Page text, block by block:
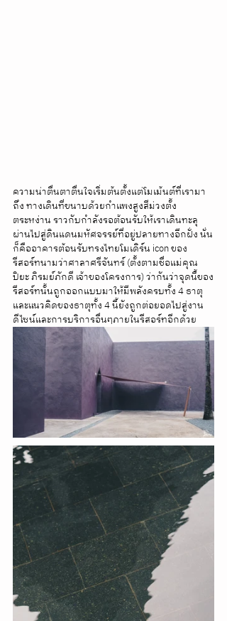
ความน่าตื่นตาตื่นใจเริ่มต้นตั้งแต่โมเม้นต์ที่เรามา
ถึง ทางเดินที่ขนาบด้วยกำแพงสูงสีม่วงตั้ง
ตระหง่าน ราวกับกำลังรอต้อนรับให้เราเดินทะลุ
ผ่านไปสู่ดินแดนมหัศจรรย์ที่อยู่ปลายทางอีกฝั่ง นั่น
ก็คืออาคารต้อนรับทรงไทยโมเดิร์น icon ของ
รีสอร์ทนามว่าศาลาศรีจันทร์ (ตั้งตามชื่อแม่คุณ
ปิยะ ภิรมย์ภักดี เจ้าของโครงการ) ว่ากันว่าจุดนี้ของ
รีสอร์ทนั้นถูกออกแบบมาให้มีพลังครบทั้ง 4 ธาตุ
และแนวคิดของธาตุทั้ง 4 นี้ยังถูกต่อยอดไปสู่งาน
ดีไซน์และการบริการอื่นๆภายในรีสอร์ทอีกด้วย